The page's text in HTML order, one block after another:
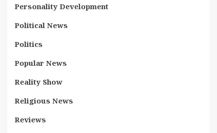
Personality Development
Political News
Politics
Popular News
Reality Show
Religious News
Reviews